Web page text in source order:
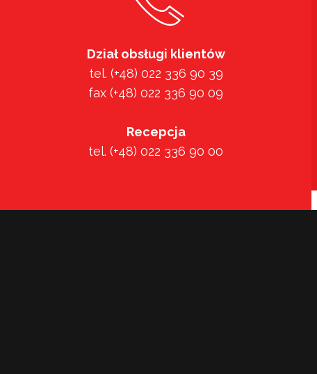
Dział obsługi klientów
tel. (+48) 022 336 90 39
fax (+48) 022 336 90 09
Recepcja
tel. (+48) 022 336 90 00